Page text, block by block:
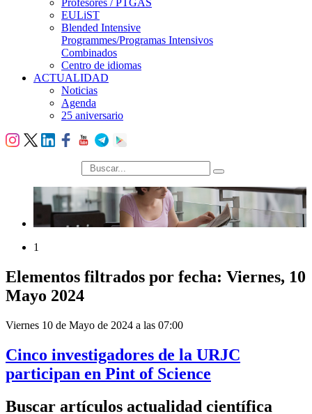
EULiST
Blended Intensive
Programmes/Programas Intensivos
Combinados
Centro de idiomas
ACTUALIDAD
Noticias
Agenda
25 aniversario
búsqueda
1
Elementos filtrados por fecha: Viernes, 10
Mayo 2024
Viernes 10 de Mayo de 2024 a las 07:00
Cinco investigadores de la URJC
participan en Pint of Science
Buscar artículos actualidad científica